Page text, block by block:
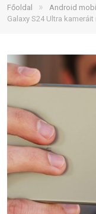
Főoldal » Android
Galaxy S24 Ultra